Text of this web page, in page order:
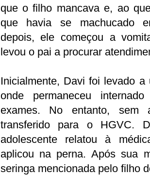
que o filho mancava e, ao
que havia se machucado
depois, ele começou a
levou o pai a procurar
Inicialmente, Davi foi levado
onde permaneceu
exames. No entanto, sem
transferido para o HGVC.
adolescente relatou à
aplicou na perna. Após sua
seringa mencionada pelo filho